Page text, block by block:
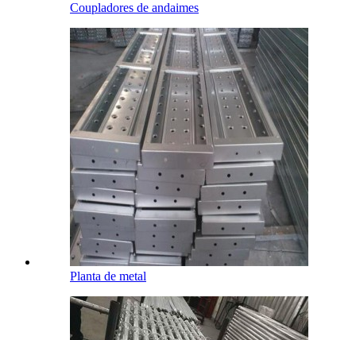
Coupladores de andaimes
Planta de metal